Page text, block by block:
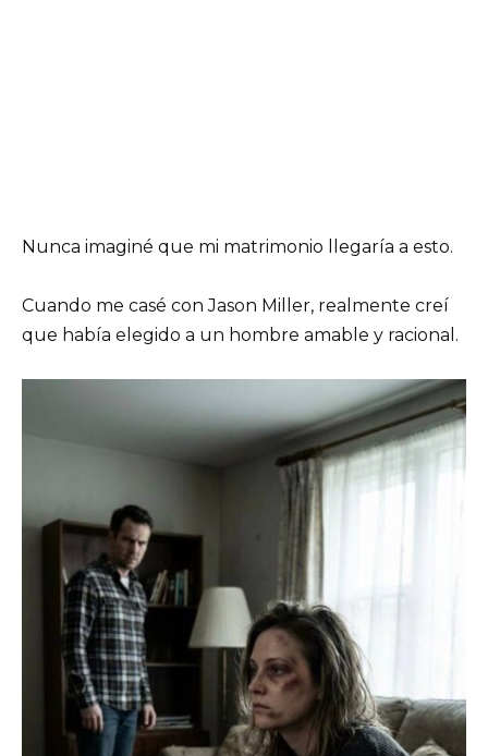
Nunca imaginé que mi matrimonio llegaría a esto.
Cuando me casé con Jason Miller, realmente creí
que había elegido a un hombre amable y racional.